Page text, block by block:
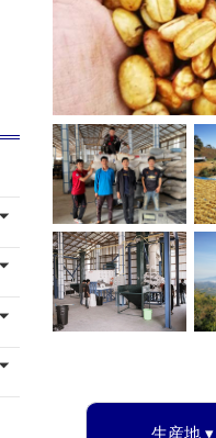
生産地 ▾